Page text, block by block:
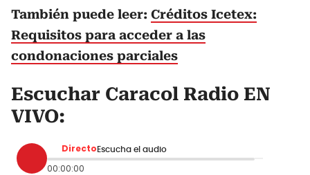
También puede leer: Créditos Icetex:
Requisitos para acceder a las
condonaciones parciales
Escuchar Caracol Radio EN
VIVO:
Directo Escucha el audio
00:00:00